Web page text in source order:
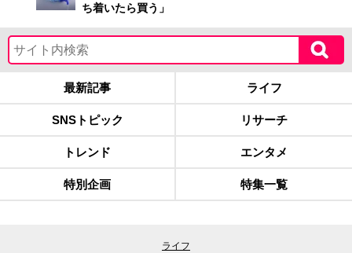
ち着いたら買う」
最新記事 ライフ
SNSトピック リサーチ
トレンド エンタメ
特別企画 特集一覧
ライフ